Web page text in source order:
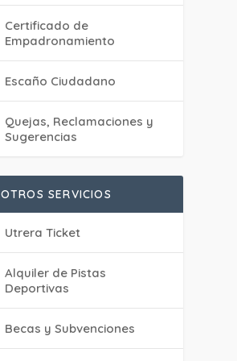
Certificado de
Empadronamiento
Escaño Ciudadano
Quejas, Reclamaciones y
Sugerencias
OTROS SERVICIOS
Utrera Ticket
Alquiler de Pistas
Deportivas
Becas y Subvenciones